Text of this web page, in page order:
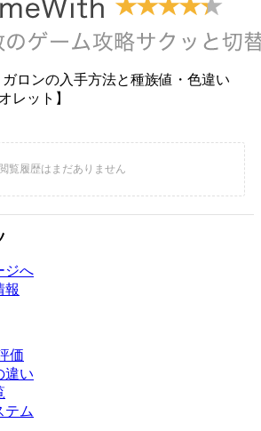
ガロンの入手方法と種族値・色違い
レット】
ジへ
報
価
違い
テム